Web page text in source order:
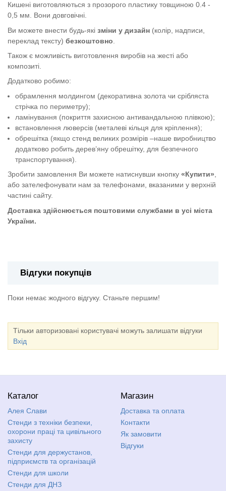
Кишені виготовляються з прозорого пластику товщиною 0.4 -
0,5 мм. Вони довговічні.
Ви можете внести будь-які зміни у дизайн (колір, надписи,
переклад тексту) безкоштовно
Також є можливість виготовлення виробів на жесті або
композиті.
Додатково робимо:
обрамлення молдингом (декоративна золота чи срібляста
стрічка по периметру);
ламінування (покриття захисною антивандальною плівкою);
встановлення люверсів (металеві кільця для кріплення);
обрешітка (якщо стенд великих розмірів –наше виробництво
додатково робить дерев’яну обрешітку, для безпечного
транспортування).
Зробити замовлення Ви можете натиснувши кнопку «Купити»
або зателефонувати нам за телефонами, вказаними у верхній
частині сайту.
Доставка здійснюється поштовими службами в усі міста
України.
Відгуки покупців
Поки немає жодного відгуку. Станьте першим!
Тільки авторизовані користувачі можуть залишати відгуки
Вхід
Каталог
Алея Слави
Стенди з техніки безпеки,
охорони праці та цивільного
захисту
Стенди для держустанов,
підприємств та організацій
Стенди для школи
Стенди для ДНЗ
Магазин
Доставка та оплата
Контакти
Як замовити
Відгуки